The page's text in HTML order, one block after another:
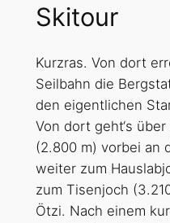
Skitour
Kurzras. Von dort
Seilbahn die
den eigentlichen
Von dort geht‘s
(2.800 m) vorbei an
weiter zum
zum Tisenjoch
Ötzi. Nach einem